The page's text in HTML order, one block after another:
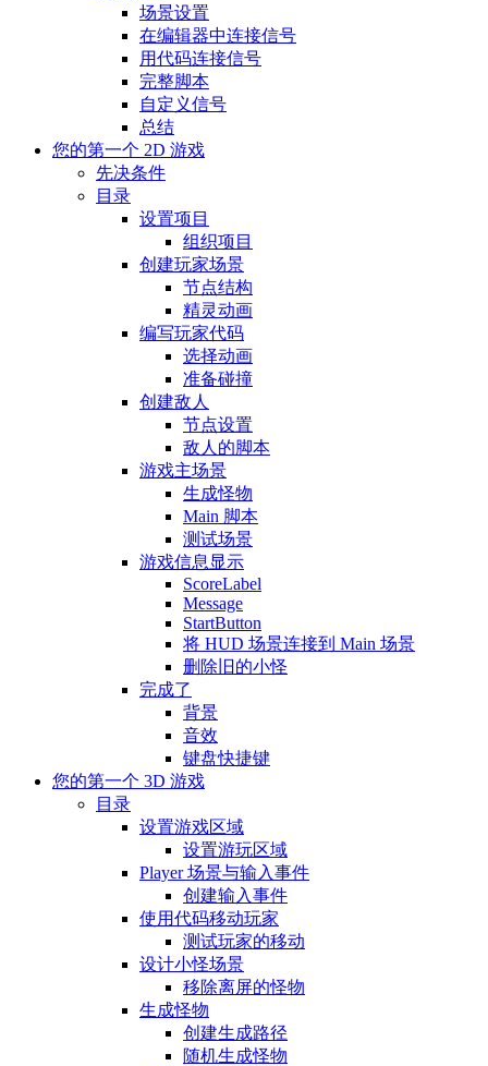
场景设置
在编辑器中连接信号
用代码连接信号
完整脚本
自定义信号
总结
您的第一个 2D 游戏
先决条件
目录
设置项目
组织项目
创建玩家场景
节点结构
精灵动画
编写玩家代码
选择动画
准备碰撞
创建敌人
节点设置
敌人的脚本
游戏主场景
生成怪物
Main 脚本
测试场景
游戏信息显示
ScoreLabel
Message
StartButton
将 HUD 场景连接到 Main 场景
删除旧的小怪
完成了
背景
音效
键盘快捷键
您的第一个 3D 游戏
目录
设置游戏区域
设置游玩区域
Player 场景与输入事件
创建输入事件
使用代码移动玩家
测试玩家的移动
设计小怪场景
移除离屏的怪物
生成怪物
创建生成路径
随机生成怪物